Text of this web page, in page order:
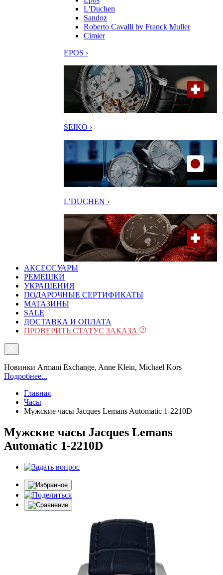
L'Duchen
Sandoz
Roberto Cavalli by Franck Muller
Cimier
EPOS ›
SEIKO ›
L’DUCHEN ›
АКСЕССУАРЫ
РЕМЕШКИ
УКРАШЕНИЯ
ПОДАРОЧНЫЕ СЕРТИФИКАТЫ
МАГАЗИНЫ
SALE
ДОСТАВКА И ОПЛАТА
ПРОВЕРИТЬ СТАТУС ЗАКАЗА
Новинки Armani Exchange, Anne Klein, Michael Kors
Подробнее...
Главная
Часы
Мужские часы Jacques Lemans Automatic 1-2210D
Мужские часы Jacques Lemans
Automatic 1-2210D